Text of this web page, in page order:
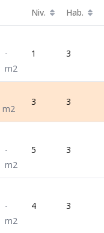
Niv. Hab.
-
m2
1 3
m2
3 3
-
m2
5 3
-
m2
4 3